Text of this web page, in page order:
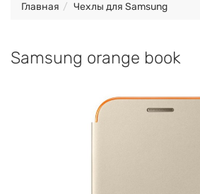
Главная Чехлы для Samsung
Samsung orange book